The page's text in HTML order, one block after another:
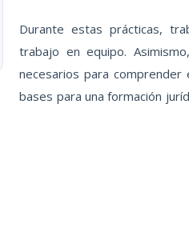
Durante estas prácticas,
trabajo en equipo.
necesarios para
bases para una formación